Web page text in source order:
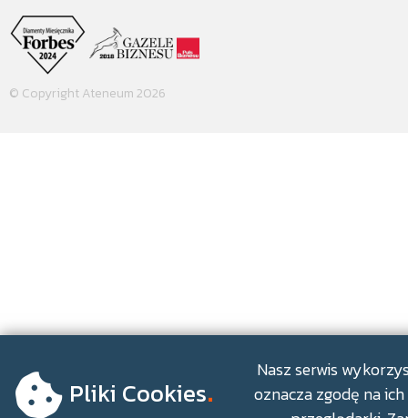
© Copyright Ateneum 2026
Pliki Cookies.
Nasz serwis
oznacza zgodę na